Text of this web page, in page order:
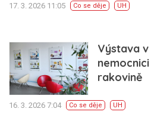
17. 3. 2026 11:05 Co se děje UH
Výstava
rakovině
16. 3. 2026 7:04 Co se děje UH